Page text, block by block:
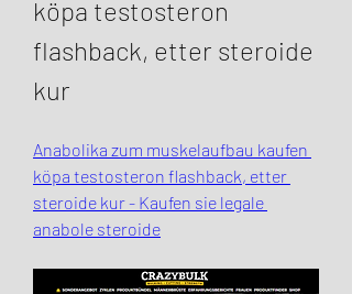
köpa testosteron
flashback, etter steroide
kur
Anabolika zum muskelaufbau kaufen
köpa testosteron flashback, etter
steroide kur - Kaufen sie legale
anabole steroide